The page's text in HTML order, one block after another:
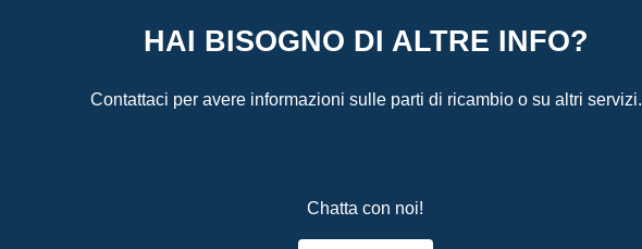
HAI BISOGNO DI ALTRE INFO?
Contattaci per avere informazioni sulle parti di ricambio o su altri servizi.
Chatta con noi!